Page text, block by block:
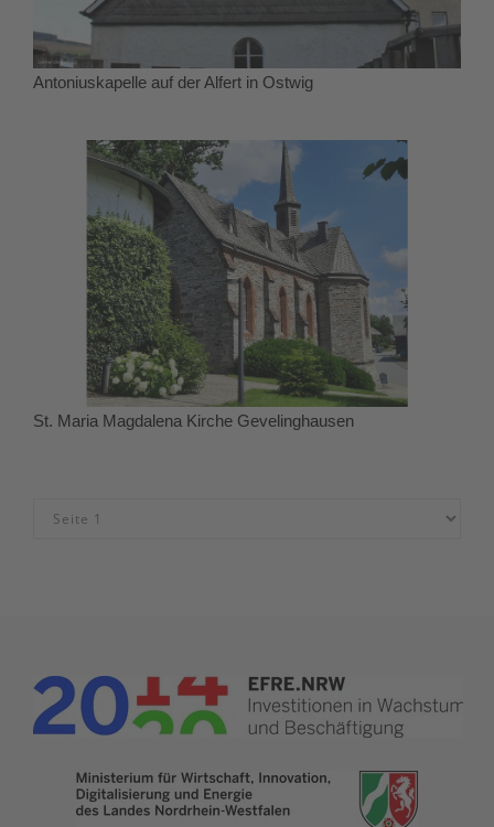
Antoniuskapelle auf der Alfert in Ostwig
St. Maria Magdalena Kirche Gevelinghausen